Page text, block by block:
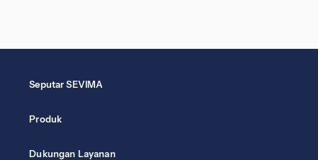
Seputar SEVIMA
Produk
Dukungan Layanan